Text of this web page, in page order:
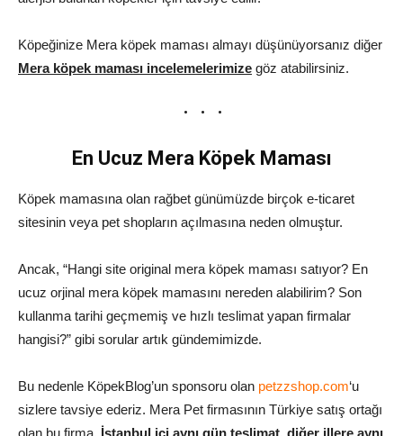
Köpeğinize Mera köpek maması almayı düşünüyorsanız diğer
Mera köpek maması incelemelerimize göz atabilirsiniz.
En Ucuz Mera Köpek Maması
Köpek mamasına olan rağbet günümüzde birçok e-ticaret
sitesinin veya pet shopların açılmasına neden olmuştur.
Ancak, “Hangi site original mera köpek maması satıyor? En
ucuz orjinal mera köpek mamasını nereden alabilirim? Son
kullanma tarihi geçmemiş ve hızlı teslimat yapan firmalar
hangisi?” gibi sorular artık gündemimizde.
Bu nedenle KöpekBlog’un sponsoru olan petzzshop.com‘u
sizlere tavsiye ederiz. Mera Pet firmasının Türkiye satış ortağı
olan bu firma, İstanbul içi aynı gün teslimat, diğer illere aynı